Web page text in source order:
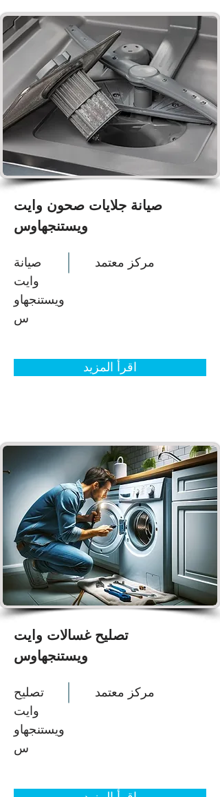
صيانة جلايات صحون وايت
ويستنجهاوس
صيانة
وايت
ويستنجهاو
س
مركز معتمد
اقرأ المزيد
تصليح غسالات وايت
ويستنجهاوس
تصليح
وايت
ويستنجهاو
س
مركز معتمد